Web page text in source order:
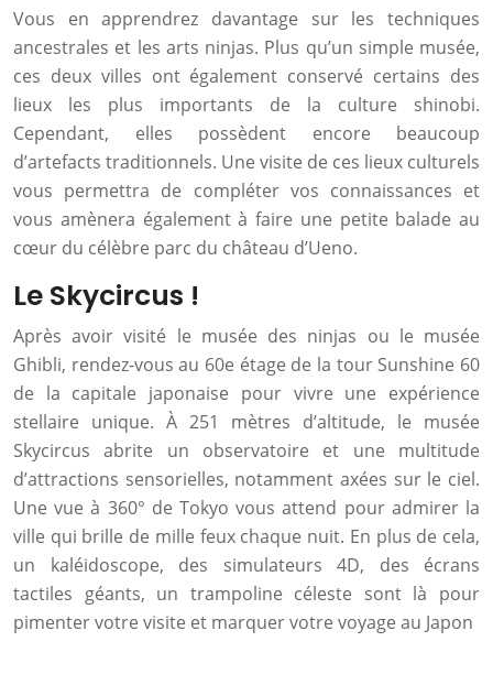
Vous en apprendrez davantage sur les techniques
ancestrales et les arts ninjas. Plus qu’un simple musée,
ces deux villes ont également conservé certains des
lieux les plus importants de la culture shinobi.
Cependant, elles possèdent encore beaucoup
d’artefacts traditionnels. Une visite de ces lieux culturels
vous permettra de compléter vos connaissances et
vous amènera également à faire une petite balade au
cœur du célèbre parc du château d’Ueno.
Le Skycircus !
Après avoir visité le musée des ninjas ou le musée
Ghibli, rendez-vous au 60e étage de la tour Sunshine 60
de la capitale japonaise pour vivre une expérience
stellaire unique. À 251 mètres d’altitude, le musée
Skycircus abrite un observatoire et une multitude
d’attractions sensorielles, notamment axées sur le ciel.
Une vue à 360° de Tokyo vous attend pour admirer la
ville qui brille de mille feux chaque nuit. En plus de cela,
un kaléidoscope, des simulateurs 4D, des écrans
tactiles géants, un trampoline céleste sont là pour
pimenter votre visite et marquer votre voyage au Japon